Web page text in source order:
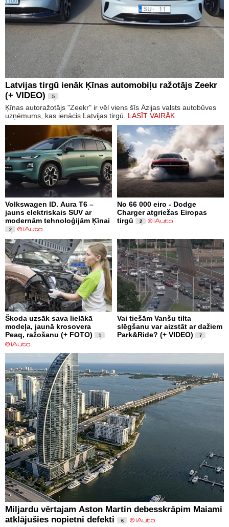
Latvijas tirgū ienāk Ķīnas automobiļu ražotājs Zeekr
(+ VIDEO)
5
Ķīnas autoražotājs "Zeekr" ir vēl viens šīs Āzijas valsts autobūves
uzņēmums, kas ienācis Latvijas tirgū. LASĪT VAIRĀK
Volkswagen ID. Aura T6 –
jauns elektriskais SUV ar
modernām tehnoloģijām Ķīnai
2
No 66 000 eiro - Dodge
Charger atgriežas Eiropas
tirgū
2
Škoda uzsāk sava lielākā
modeļa, jaunā krosovera
Peaq, ražošanu (+ FOTO)
1
Vai tiešām Vanšu tilta
slēgšanu var aizstāt ar dažiem
Park&Ride? (+ VIDEO)
7
Miljardu vērtajam Aston Martin debesskrāpim Maiami
atklājušies nopietni defekti
6